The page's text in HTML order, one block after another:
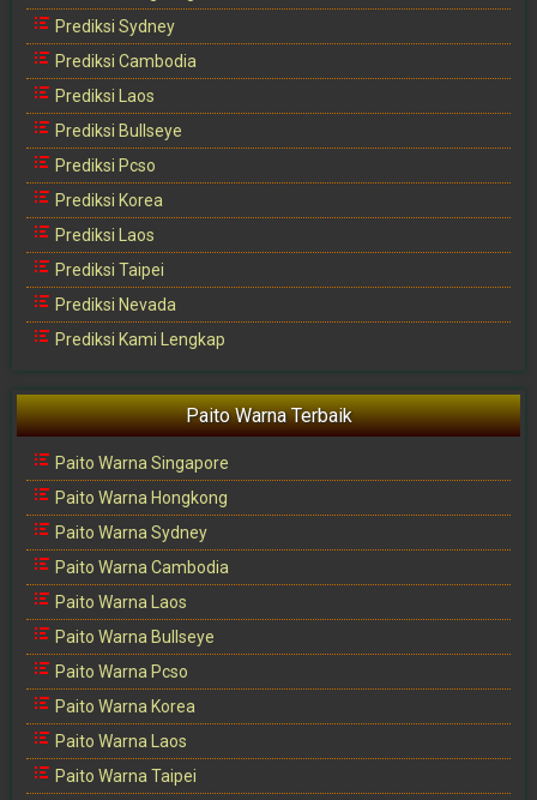
Prediksi Sydney
Prediksi Cambodia
Prediksi Laos
Prediksi Bullseye
Prediksi Pcso
Prediksi Korea
Prediksi Laos
Prediksi Taipei
Prediksi Nevada
Prediksi Kami Lengkap
Paito Warna Terbaik
Paito Warna Singapore
Paito Warna Hongkong
Paito Warna Sydney
Paito Warna Cambodia
Paito Warna Laos
Paito Warna Bullseye
Paito Warna Pcso
Paito Warna Korea
Paito Warna Laos
Paito Warna Taipei